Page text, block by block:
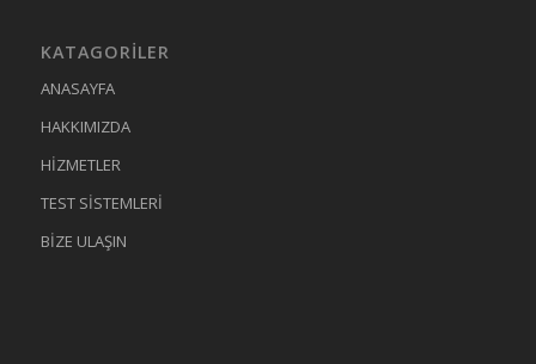
KATAGORILER
ANASAYFA
HAKKIMIZDA
HİZMETLER
TEST SİSTEMLERİ
BİZE ULAŞIN